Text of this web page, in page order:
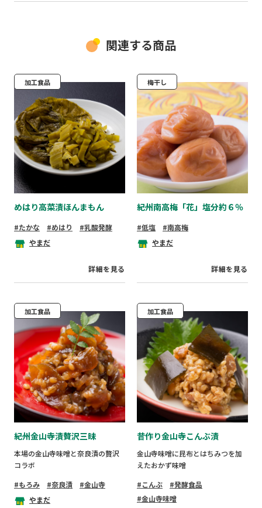
関連する商品
加工食品
めはり高菜漬ほんまもん
たかな めはり
乳酸発酵
やまだ
詳細を見る
梅干し
紀州南高梅「花」塩分約６％
低塩
南高梅
やまだ
詳細を見る
加工食品
紀州金山寺漬贅沢三昧
本場の金山寺味噌と奈良漬の贅沢
コラボ
もろみ
奈良漬
金山寺
やまだ
加工食品
昔作り金山寺こんぶ漬
金山寺味噌に昆布とはちみつを加
えたおかず味噌
こんぶ
発酵食品
金山寺味噌